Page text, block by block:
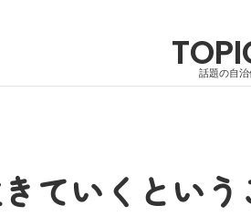
話題の自
ていくとい